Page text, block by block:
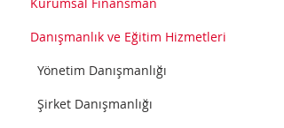
Danışmanlık ve Eğitim Hizmetleri
Yönetim Danışmanlığı
Şirket Danışmanlığı